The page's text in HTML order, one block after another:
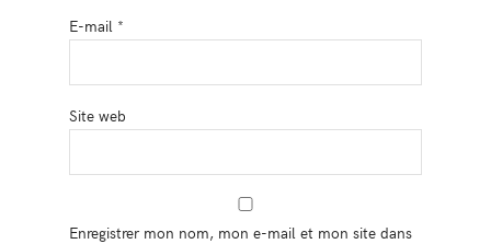
E-mail *
Site web
Enregistrer mon nom, mon e-mail et mon site dans